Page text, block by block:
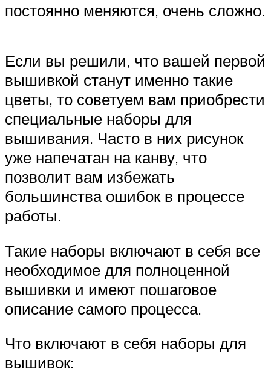
постоянно меняются, очень сложно.
Если вы решили, что вашей первой
вышивкой станут именно такие
цветы, то советуем вам приобрести
специальные наборы для
вышивания. Часто в них рисунок
уже напечатан на канву, что
позволит вам избежать
большинства ошибок в процессе
работы.
Такие наборы включают в себя все
необходимое для полноценной
вышивки и имеют пошаговое
описание самого процесса.
Что включают в себя наборы для
вышивок: